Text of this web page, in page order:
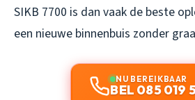
SIKB 7700 is dan vaak de beste
een nieuwe binnenbuis zonder
NU BEREIKBAAR
BEL 085 019